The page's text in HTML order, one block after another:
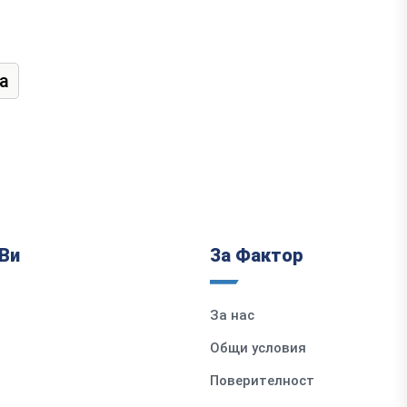
За Фактор
За нас
Общи условия
Поверителност